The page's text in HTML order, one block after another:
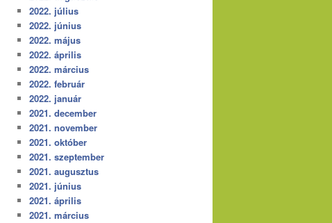
2022. július
2022. június
2022. május
2022. április
2022. március
2022. február
2022. január
2021. december
2021. november
2021. október
2021. szeptember
2021. augusztus
2021. június
2021. április
2021. március